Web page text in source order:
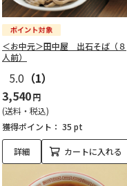
＜お中元＞田中屋 出石そば（８
人前）
5.0 （1）
3,540円
(送料・税込)
獲得ポイント： 35 pt
詳細 カートに入れる